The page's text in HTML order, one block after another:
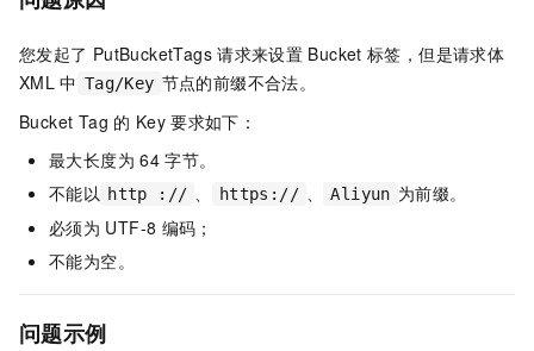
您发起了 PutBucketTags 请求来设置 Bucket 标签，但是请求体
XML 中 Tag/Key 节点的前缀不合法。
Bucket Tag 的 Key 要求如下：
最大长度为 64 字节。
不能以 http :// 、 https:// 、 Aliyun 为前缀。
必须为 UTF-8 编码；
不能为空。
问题示例